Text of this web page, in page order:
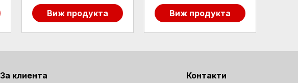
Виж продукта Виж продукта
Контакти
За клиента